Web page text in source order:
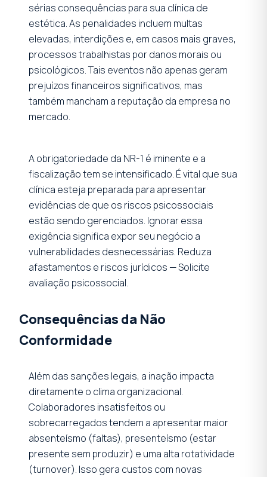
sérias consequências para sua clínica de
estética. As penalidades incluem multas
elevadas, interdições e, em casos mais graves,
processos trabalhistas por danos morais ou
psicológicos. Tais eventos não apenas geram
prejuízos financeiros significativos, mas
também mancham a reputação da empresa no
mercado.
A obrigatoriedade da NR-1 é iminente e a
fiscalização tem se intensificado. É vital que sua
clínica esteja preparada para apresentar
evidências de que os riscos psicossociais
estão sendo gerenciados. Ignorar essa
exigência significa expor seu negócio a
vulnerabilidades desnecessárias. Reduza
afastamentos e riscos jurídicos — Solicite
avaliação psicossocial.
Consequências da Não
Conformidade
Além das sanções legais, a inação impacta
diretamente o clima organizacional.
Colaboradores insatisfeitos ou
sobrecarregados tendem a apresentar maior
absenteísmo (faltas), presenteísmo (estar
presente sem produzir) e uma alta rotatividade
(turnover). Isso gera custos com novas